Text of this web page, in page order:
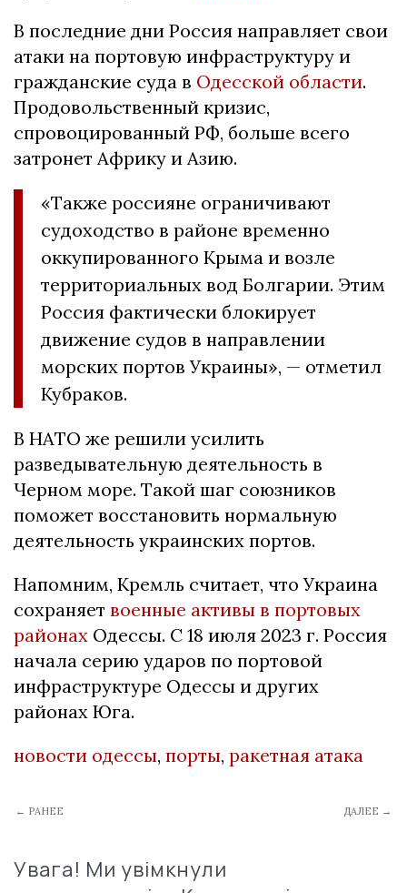
В последние дни Россия направляет свои
атаки на портовую инфраструктуру и
гражданские суда в Одесской области.
Продовольственный кризис,
спровоцированный РФ, больше всего
затронет Африку и Азию.
«Также россияне ограничивают
судоходство в районе временно
оккупированного Крыма и возле
территориальных вод Болгарии. Этим
Россия фактически блокирует
движение судов в направлении
морских портов Украины», — отметил
Кубраков.
В НАТО же решили усилить
разведывательную деятельность в
Черном море. Такой шаг союзников
поможет восстановить нормальную
деятельность украинских портов.
Напомним, Кремль считает, что Украина
сохраняет военные активы в портовых
районах Одессы. С 18 июля 2023 г. Россия
начала серию ударов по портовой
инфраструктуре Одессы и других
районах Юга.
новости одессы, порты, ракетная атака
← РАНЕЕ ДАЛЕЕ →
Увага! Ми увімкнули